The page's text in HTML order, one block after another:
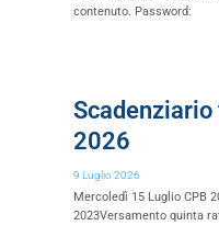
contenuto. Password:
2026
9 Luglio 2026
Mercoledì 15 Luglio CPB
2023Versamento quinta